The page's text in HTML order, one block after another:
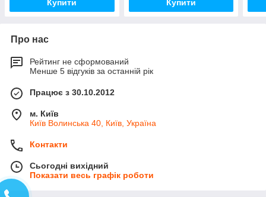
Купити Купити
Про нас
Рейтинг не сформований
Менше 5 відгуків за останній рік
Працює з 30.10.2012
м. Київ
Київ Волинська 40, Київ, Україна
Контакти
Сьогодні вихідний
Показати весь графік роботи